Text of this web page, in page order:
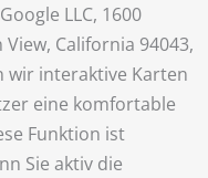
LLC, 1600
California 94043,
wir interaktive Karten
eine komfortable
Funktion ist
Sie aktiv die